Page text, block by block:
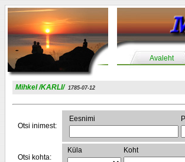
Avaleht
Mihkel /KARLI/ 1785-07-12
Otsi inimest:
Eesnimi
Otsi kohta:
Küla Koht